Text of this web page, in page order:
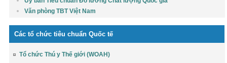
Văn phòng TBT Việt Nam
Các tổ chức tiêu chuẩn Quốc tế
Tổ chức Thú y Thế giới (WOAH)